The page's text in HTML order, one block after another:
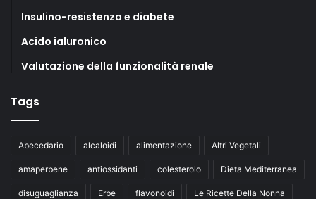
Insulino-resistenza e diabete
Acido ialuronico
Valutazione della funzionalità renale
Tags
Abecedario alcaloidi alimentazione Altri Vegetali
amaperbene antiossidanti colesterolo Dieta Mediterranea
disuguaglianza Erbe flavonoidi Le Ricette Della Nonna